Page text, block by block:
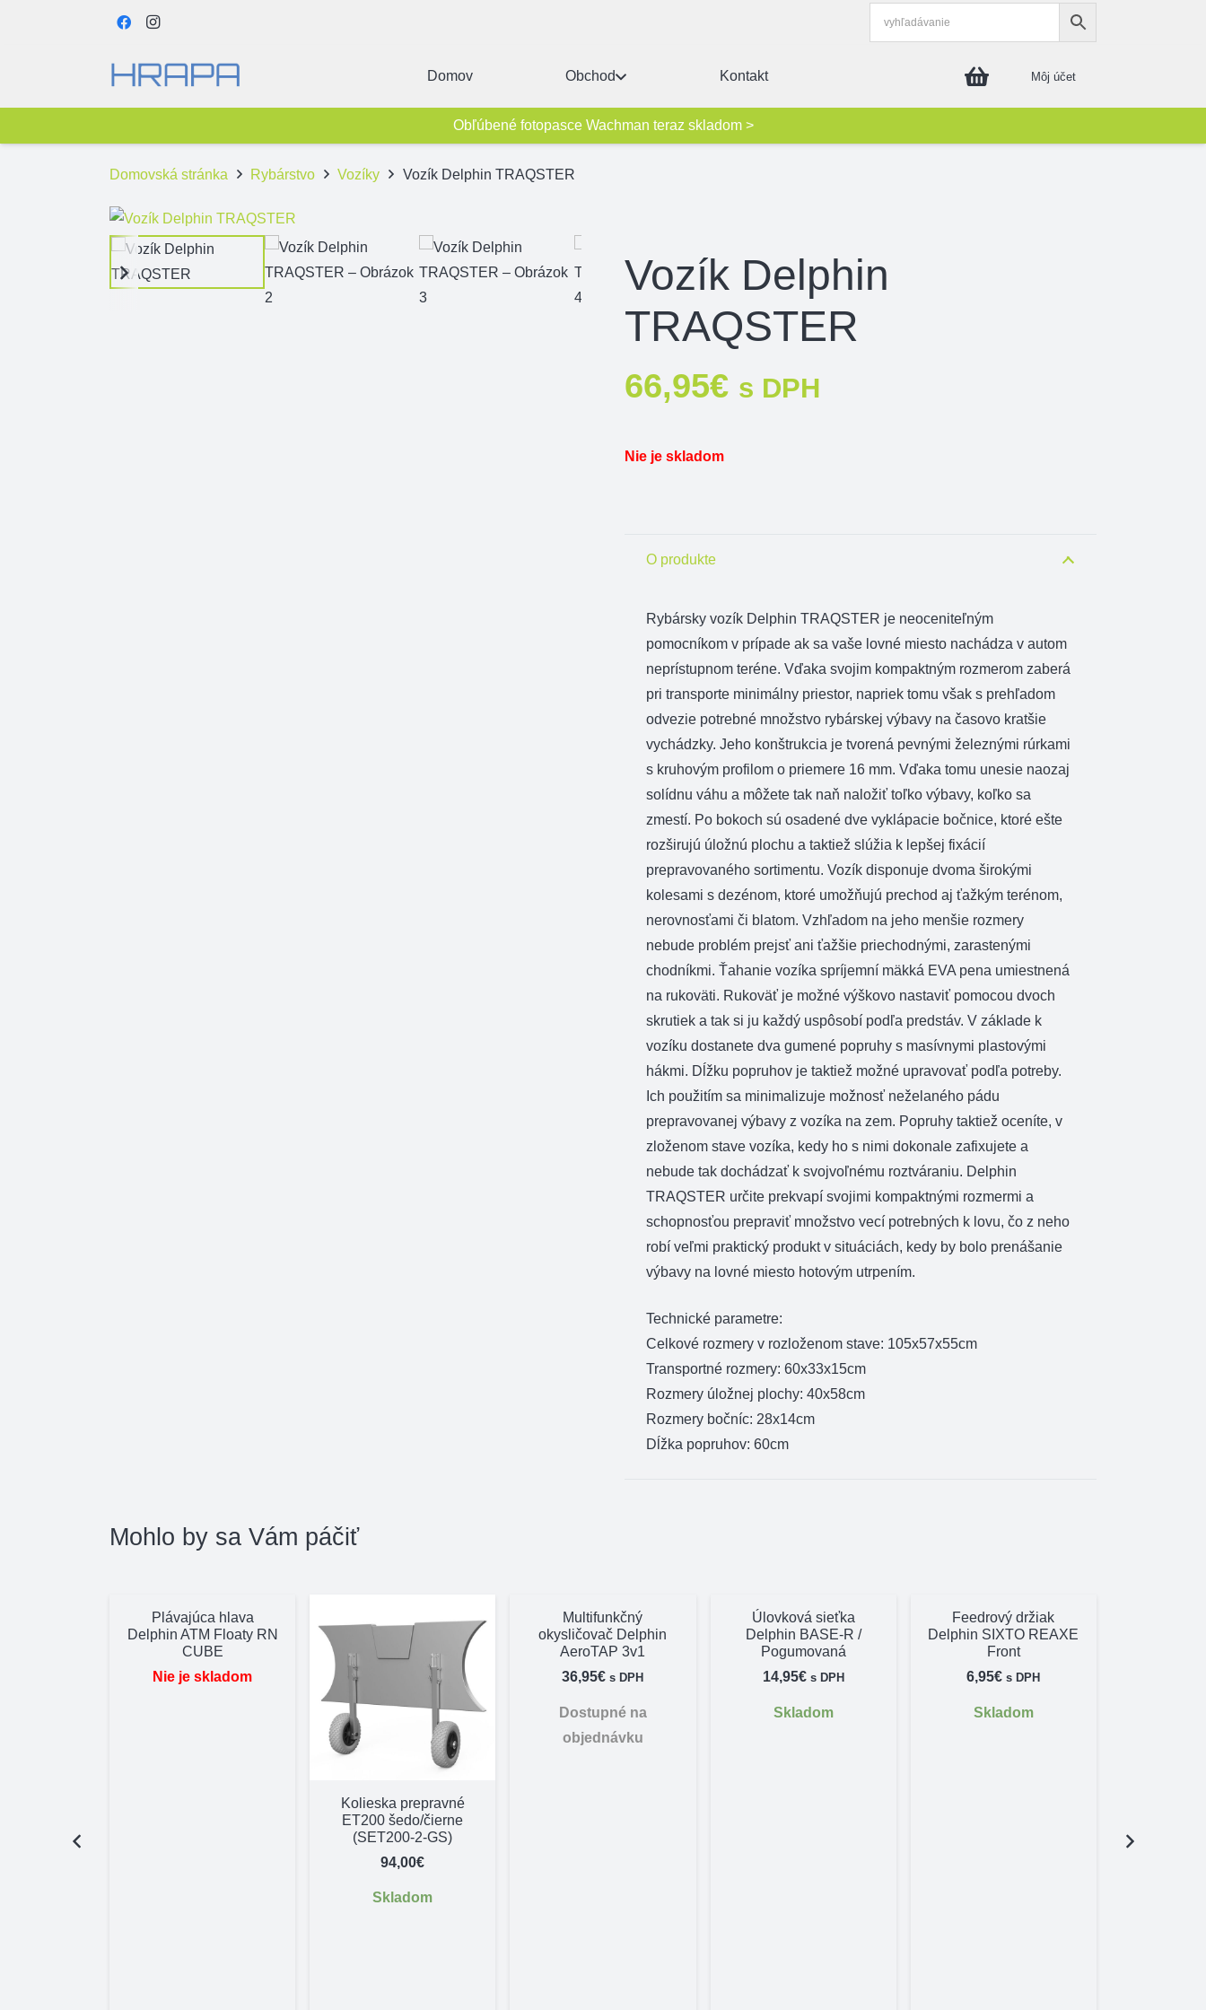
Domov Obchod Kontakt Môj účet
Obľúbené fotopasce Wachman teraz skladom >
Domovská stránka Rybárstvo Vozíky Vozík Delphin TRAQSTER
Vozík Delphin
TRAQSTER
66,95€ s DPH
Nie je skladom
O produkte
Rybársky vozík Delphin TRAQSTER je neoceniteľným
pomocníkom v prípade ak sa vaše lovné miesto nachádza v autom
neprístupnom teréne. Vďaka svojim kompaktným rozmerom zaberá
pri transporte minimálny priestor, napriek tomu však s prehľadom
odvezie potrebné množstvo rybárskej výbavy na časovo kratšie
vychádzky. Jeho konštrukcia je tvorená pevnými železnými rúrkami
s kruhovým profilom o priemere 16 mm. Vďaka tomu unesie naozaj
solídnu váhu a môžete tak naň naložiť toľko výbavy, koľko sa
zmestí. Po bokoch sú osadené dve vyklápacie bočnice, ktoré ešte
rozširujú úložnú plochu a taktiež slúžia k lepšej fixácií
prepravovaného sortimentu. Vozík disponuje dvoma širokými
kolesami s dezénom, ktoré umožňujú prechod aj ťažkým terénom,
nerovnosťami či blatom. Vzhľadom na jeho menšie rozmery
nebude problém prejsť ani ťažšie priechodnými, zarastenými
chodníkmi. Ťahanie vozíka spríjemní mäkká EVA pena umiestnená
na rukoväti. Rukoväť je možné výškovo nastaviť pomocou dvoch
skrutiek a tak si ju každý uspôsobí podľa predstáv. V základe k
vozíku dostanete dva gumené popruhy s masívnymi plastovými
hákmi. Dĺžku popruhov je taktiež možné upravovať podľa potreby.
Ich použitím sa minimalizuje možnosť neželaného pádu
prepravovanej výbavy z vozíka na zem. Popruhy taktiež oceníte, v
zloženom stave vozíka, kedy ho s nimi dokonale zafixujete a
nebude tak dochádzať k svojvoľnému roztváraniu. Delphin
TRAQSTER určite prekvapí svojimi kompaktnými rozmermi a
schopnosťou prepraviť množstvo vecí potrebných k lovu, čo z neho
robí veľmi praktický produkt v situáciách, kedy by bolo prenášanie
výbavy na lovné miesto hotovým utrpením.
Technické parametre:
Celkové rozmery v rozloženom stave: 105x57x55cm
Transportné rozmery: 60x33x15cm
Rozmery úložnej plochy: 40x58cm
Rozmery bočníc: 28x14cm
Dĺžka popruhov: 60cm
Mohlo by sa Vám páčiť
Plávajúca hlava
Delphin ATM Floaty RN
CUBE
Nie je skladom
Kolieska prepravné
ET200 šedo/čierne
(SET200-2-GS)
94,00€
Skladom
Multifunkčný
okysličovač Delphin
AeroTAP 3v1
36,95€ s DPH
Dostupné na
objednávku
Úlovková sieťka
Delphin BASE-R /
Pogumovaná
14,95€ s DPH
Skladom
Feedrový držiak
Delphin SIXTO REAXE
Front
6,95€ s DPH
Skladom